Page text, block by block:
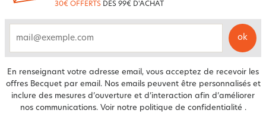
30€ OFFERTS DÈS 99€ D'ACHAT
ok
En renseignant votre adresse email, vous acceptez de recevoir les
offres Becquet par email. Nos emails peuvent être personnalisés et
inclure des mesures d’ouverture et d’interaction afin d’améliorer
nos communications. Voir notre politique de confidentialité .